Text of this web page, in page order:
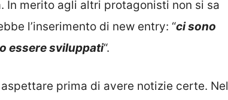
In merito agli altri protagonisti non si sa
l’inserimento di new entry: “ci sono
essere sviluppati“.
prima di avere notizie certe. Nel